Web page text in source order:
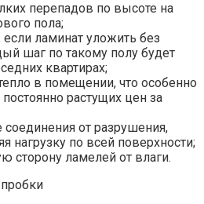
перепадов по высоте на
пола;
ламинат уложить без
шаг по такому полу будет
квартирах;
в помещении, что особенно
растущих цен за
от разрушения,
нагрузку по всей поверхности;
сторону ламелей от влаги.